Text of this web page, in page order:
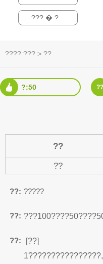
??? � ?...
????:??? > ??
?:50 ??
??
??
??: ?????
??:
??:
[??]